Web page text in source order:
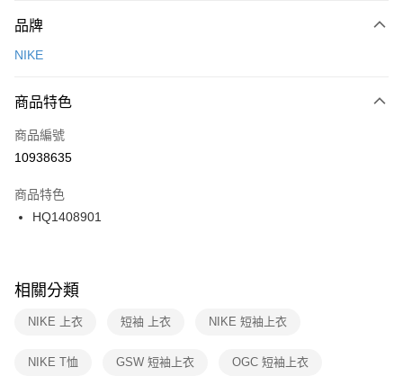
台灣樂天信用卡公司
【關於「AFTEE先享後付」】
便利好安心！
３．安心：先確認商品／服務後，再付款。
【「AFTEE先享後付」結帳流程】
１．於結帳方式選擇「AFTEE先享後付」後，將跳轉至「AFTEE先享後付」
２．訂單成立數日內，您將收到繳費通知簡訊。
３．收到繳費通知簡訊後14天內，點擊此簡訊中的連結，可透過四大超商／
ATM／網路銀行／等多元方式進行付款，方視為交易完成。
※ 交易是否成功請以「AFTEE先享後付 」之結帳頁面顯示為準，若有關於
是否繳費成功／繳費後需取消欲退款等相關疑問，請聯繫「AFTEE先享後付
客戶支援中心」
https://netprotections.freshdesk.com/support/home
１．透過由恩沛科技股份有限公司提供之「AFTEE先享後付」服務完成之交
運送方式
每筆NT$100，滿NT$1,500(含以上)免運費
宅配
每筆NT$100，滿NT$1,500(含以上)免運費
品牌
NIKE
商品特色
商品編號
10938635
商品特色
HQ1408901
相關分類
NIKE 上衣 短袖 上衣 NIKE 短袖上衣
NIKE T恤 GSW 短袖上衣 OGC 短袖上衣